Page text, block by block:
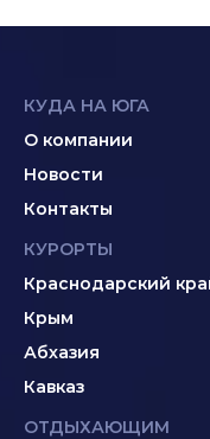
КУДА НА ЮГА
О компании
Новости
Контакты
КУРОРТЫ
Краснодарский
Крым
Абхазия
Кавказ
ОТДЫХАЮЩИМ